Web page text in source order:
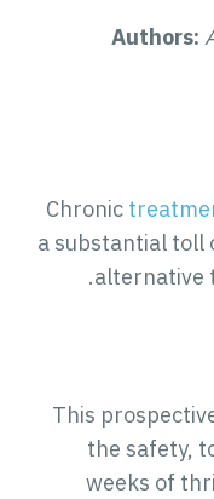
Authors:
Chronic
a substantial toll
alternative
This
the safety,
weeks of